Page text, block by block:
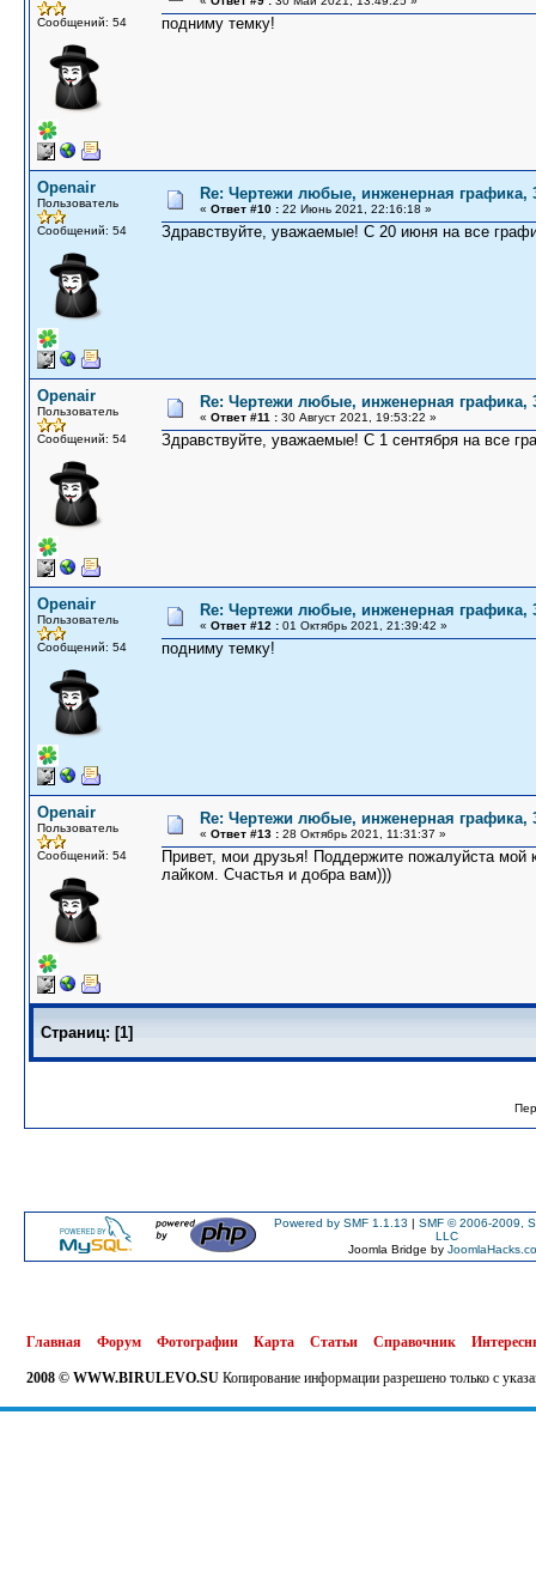
Сообщений: 54 подниму темку!
Openair
Пользователь
Сообщений: 54
Re: Чертежи любые, инженерная графика,
« Ответ #10 : 22 Июнь 2021, 22:16:18 »
Здравствуйте, уважаемые! С 20 июня на все
Openair
Пользователь
Сообщений: 54
Re: Чертежи любые, инженерная графика,
« Ответ #11 : 30 Август 2021, 19:53:22 »
Здравствуйте, уважаемые! С 1 сентября на все
Openair
Пользователь
Сообщений: 54
Re: Чертежи любые, инженерная графика,
« Ответ #12 : 01 Октябрь 2021, 21:39:42 »
подниму темку!
Openair
Пользователь
Сообщений: 54
Re: Чертежи любые, инженерная графика,
« Ответ #13 : 28 Октябрь 2021, 11:31:37 »
Привет, мои друзья! Поддержите пожалуйста мой
лайком. Счастья и добра вам)))
Страниц: [1]
Powered by SMF 1.1.13 | SMF © 2006-2009,
LLC
Joomla Bridge by
Главная Форум Фотографии Карта Статьи Справочник
2008 © WWW.BIRULEVO.SU Копирование информации разрешено только с